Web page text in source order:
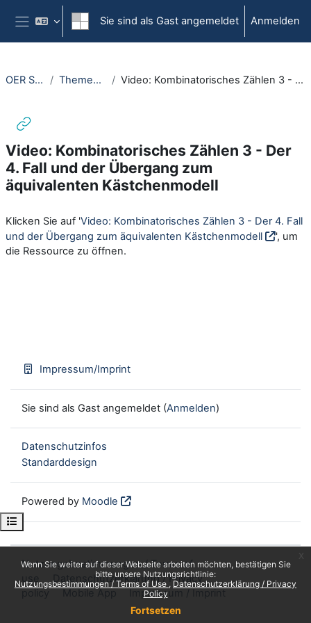
Zum Hauptinhalt
Wenn Sie weiter auf dieser Webseite arbeiten möchten, bestätigen Sie
bitte unsere Nutzungsrichtlinie:
Nutzungsbestimmungen / Terms of Use
Datenschutzerklärung / Privacy
Policy
Fortsetzen
Website-Übersicht
Sie sind als Gast angemeldet Anmelden
Kursindex öffnen
OER Stochastik NRW Themenpaket Kombinatorik Video: Kombinatorisches Zählen 3 - Der 4. Fall und der Übergang zum äquivalenten Kästchenmodell
Video: Kombinatorisches Zählen 3 - Der
4. Fall und der Übergang zum
äquivalenten Kästchenmodell
Klicken Sie auf 'Video: Kombinatorisches Zählen 3 - Der 4. Fall
und der Übergang zum äquivalenten Kästchenmodell
', um
die Ressource zu öffnen.
Impressum/Imprint
Sie sind als Gast angemeldet (Anmelden)
Datenschutzinfos
Standarddesign
Powered by Moodle
Nutzungsbestimmungen / Terms of
use
Datenschutzerklärung / Privacy
policy
Mobile App Impressum / Imprint